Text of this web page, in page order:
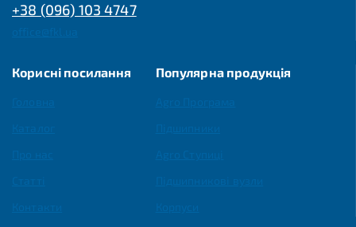
+38 (096) 103 4747
Корисні посилання Популярна продукція